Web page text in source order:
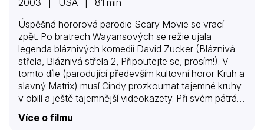
2003 | USA | 81 min
Úspěšná hororová parodie Scary Movie se vrací
zpět. Po bratrech Wayansových se režie ujala
legenda bláznivých komedií David Zucker (Bláznivá
střela, Bláznivá střela 2, Připoutejte se, prosím!). V
tomto díle (parodující především kultovní horor Kruh a
slavný Matrix) musí Cindy prozkoumat tajemné kruhy
v obilí a ještě tajemnější videokazety. Při svém pátrání
se setkává s tajemným Orpheem, který ji vysvětlí, že
ona je vyvolená a musí pomoci prezidentovi překazit
Více o filmu